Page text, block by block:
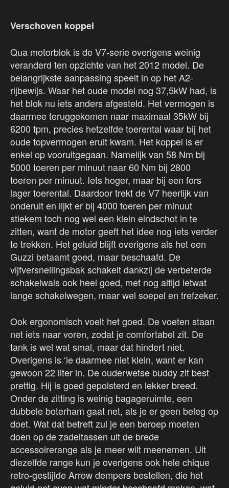
Verschoven koppel
Qua motorblok is de V7-serie overigens weinig
veranderd ten opzichte van het 2012 model. De
belangrijkste aanpassing speelt in op het A2-
rijbewijs. Waar het oude model nog 37,5kW had, is
het blok nu iets anders afgesteld. Het vermogen is
daarmee teruggekomen naar maximaal 35kW bij
6200 tpm, precies hetzelfde toerental waar bij het
oude topvermogen eruit kwam. Het koppel is er
enkel op vooruitgegaan. Namelijk van 58 Nm bij
5000 toeren per minuut naar 60 Nm bij 2800
toeren per minuut. Iets hoger, maar bij een fors
lager toerental. Daardoor trekt de V7 heerlijk van
onderuit en lijkt er bij 4000 toeren per minuut
stiekem toch nog wel een klein eindschot in te
zitten, want de motor geeft het idee nog iets verder
te trekken. Het geluid blijft overigens als het een
Guzzi betaamt goed, maar beschaafd. De
vijfversnellingsbak schakelt dankzij de verbeterde
schakelwals ook heel goed, met nog altijd ietwat
lange schakelwegen, maar wel soepel en trefzeker.
Ook ergonomisch voelt het goed. De voeten staan
net iets naar voren, zodat je comfortabel zit. De
tank is wel wat smal, maar dat hindert niet.
Overigens is ‘ie daarmee niet klein, want er kan
gewoon 22 liter in. De ouderwetse buddy zit best
prettig. Hij is goed gepolsterd en lekker breed.
Onder de zitting is weinig bagageruimte, een
dubbele boterham gaat net, als je er geen beleg op
doet. Wat dat betreft zul je een beroep moeten
doen op de zadeltassen uit de brede
accessoirerange als je meer wilt meenemen. Uit
diezelfde range kun je overigens ook hele chique
retro-gestijlde Arrow dempers bestellen, die het